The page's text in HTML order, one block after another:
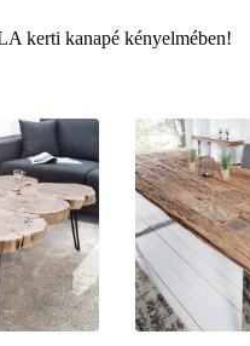
kerti kanapé kényelmében!